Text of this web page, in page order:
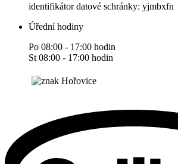
identifikátor datové schránky: yjmbxfn
Úřední hodiny
Po 08:00 - 17:00 hodin
St 08:00 - 17:00 hodin